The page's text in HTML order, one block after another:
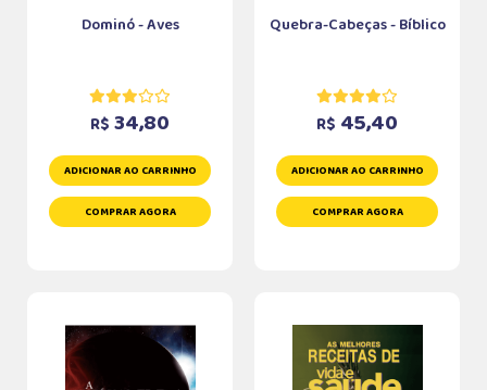
Dominó - Aves
R$ 34,80
ADICIONAR AO CARRINHO
COMPRAR AGORA
Quebra-Cabeças - Bíblico
R$ 45,40
ADICIONAR AO CARRINHO
COMPRAR AGORA